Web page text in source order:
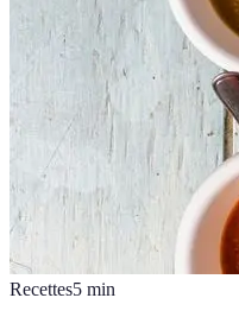
Recettes5 min